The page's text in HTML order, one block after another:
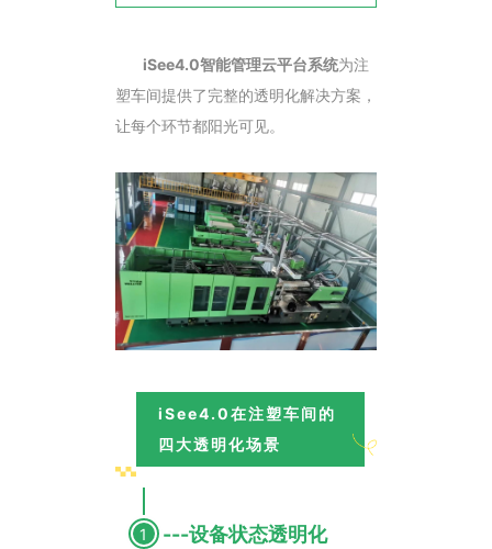
iSee4.0智能管理云平台系统为注
塑车间提供了完整的透明化解决方案，
让每个环节都阳光可见。
iSee4.0在注塑车间的
四大透明化场景
1 ---设备状态透明化